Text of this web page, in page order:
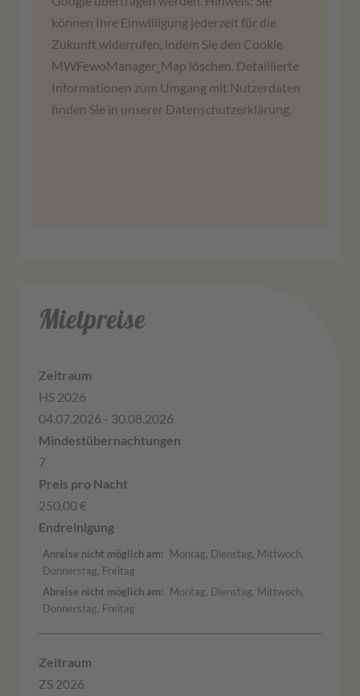
Wir verwenden einen Service eines
Drittanbieters, um Karteninhalte einzubetten.
Dieser Service kann Daten zu Ihren Aktivitäten
sammeln. Bitte lesen Sie die Details durch und
stimmen Sie der Nutzung des Service zu, um
können Ihre Einwilligung jederzeit für die
Zukunft widerrufen, indem Sie den Cookie
MWFewoManager_Map löschen. Detaillierte
Informationen zum Umgang mit Nutzerdaten
finden Sie in unserer Datenschutzerklärung.
Mietpreise
HS 2026
04.07.2026 - 30.08.2026
7
250,00 €
Anreise nicht möglich am
Montag, Dienstag, Mittwoch,
Donnerstag, Freitag
Abreise nicht möglich am
Montag, Dienstag, Mittwoch,
Donnerstag, Freitag
ZS 2026